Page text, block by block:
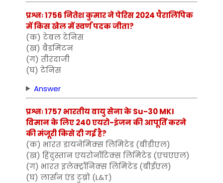
प्रश्नः 1756 नितेश कुमार ने पेरिस 2024 पैरालिंपिक
में किस खेल में स्वर्ण पदक जीता?
(क) टेबल टेनिस
(ख) बैडमिंटन
(ग) तीरंदाजी
(घ) टेनिस
Answer
प्रश्नः 1757 भारतीय वायु सेना के Su-30 MKI
विमान के लिए 240 एयरो-इंजन की आपूर्ति करने
की मंजूरी किसे दी गई है?
(क) भारत डायनेमिक्स लिमिटेड (बीडीएल)
(ख) हिंदुस्तान एयरोनॉटिक्स लिमिटेड (एचएएल)
(ग) भारत इलेक्ट्रॉनिक्स लिमिटेड (बीईएल)
(घ) लार्सन एंड टुब्रो (L&T)